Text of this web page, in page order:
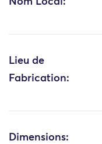
Lieu de
Fabrication:
Dimensions: